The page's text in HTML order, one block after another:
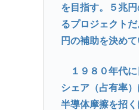
を目指す。５兆
るプロジェクト
円の補助を決めて
１９８０年代に
シェア（占有率
半導体摩擦を招